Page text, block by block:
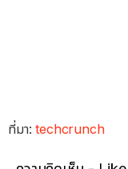
ที่มา:techcrunch